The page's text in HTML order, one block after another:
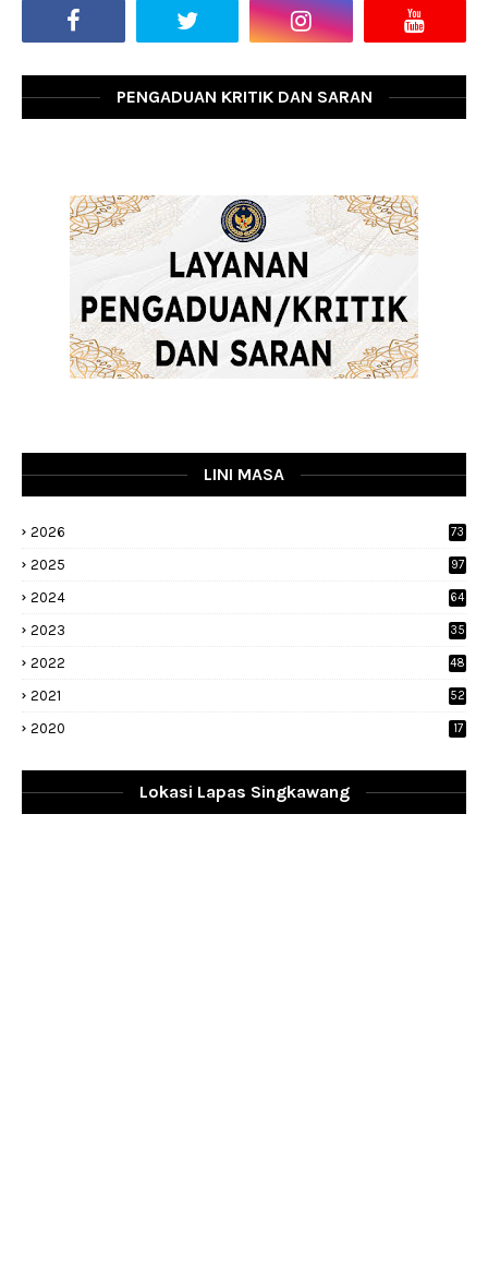
PENGADUAN KRITIK DAN SARAN
LINI MASA
2026 73
2025 97
2024 64
2023
35
2022
48
2021 52
2020 17
Lokasi Lapas Singkawang